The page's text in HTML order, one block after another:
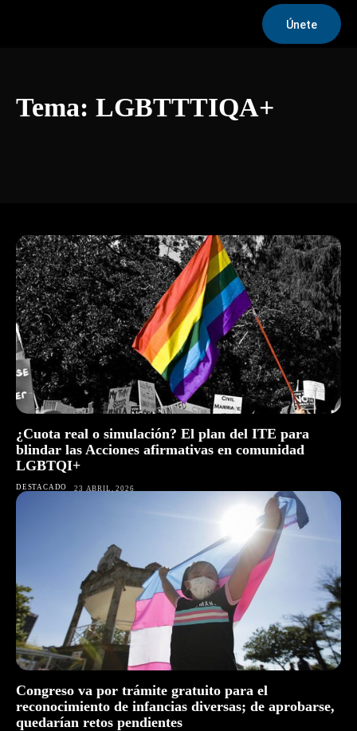
Únete
Tema: LGBTTTIQA+
¿Cuota real o simulación? El plan del ITE para
blindar las Acciones afirmativas en comunidad
LGBTQI+
DESTACADO 23 ABRIL, 2026
Congreso va por trámite gratuito para el
reconocimiento de infancias diversas; de aprobarse,
quedarían retos pendientes